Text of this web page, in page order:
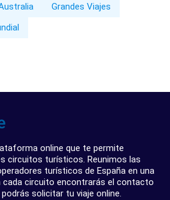
Grandes Viajes
online que te permite
circuitos turísticos. Reunimos las
turísticos de España en una
cada circuito encontrarás el contacto
solicitar tu viaje online.